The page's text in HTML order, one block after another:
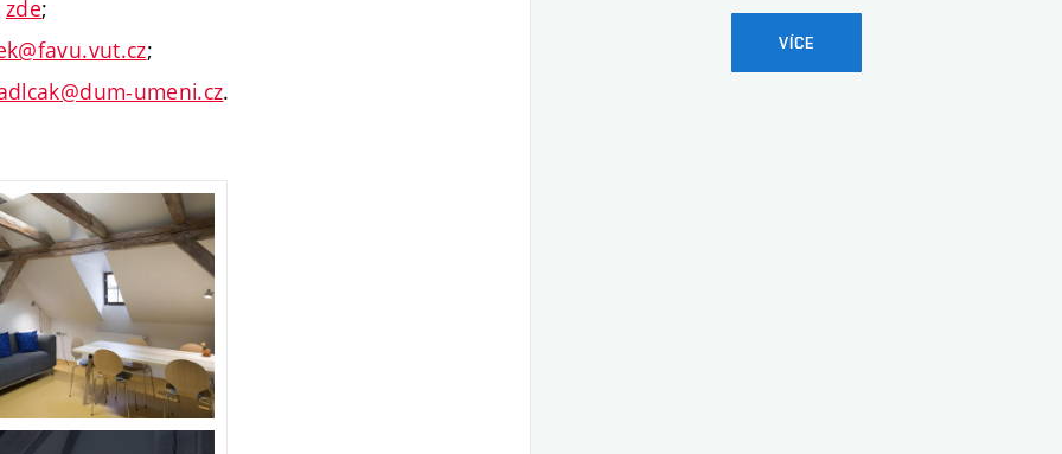
zde;
;
umeni.cz.
VÍCE